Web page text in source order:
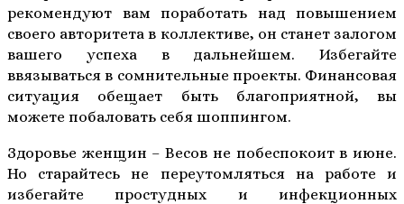
рекомендуют вам поработать над повышением
своего авторитета в коллективе, он станет залогом
вашего успеха в дальнейшем. Избегайте
ввязываться в сомнительные проекты. Финансовая
ситуация обещает быть благоприятной, вы
можете побаловать себя шоппингом.
Здоровье женщин – Весов не побеспокоит в июне.
Но старайтесь не переутомляться на работе и
избегайте простудных и инфекционных